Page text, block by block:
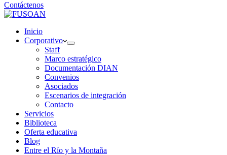
Contáctenos
Inicio
Corporativo
Staff
Marco estratégico
Documentación DIAN
Convenios
Asociados
Escenarios de integración
Contacto
Servicios
Biblioteca
Oferta educativa
Blog
Entre el Río y la Montaña